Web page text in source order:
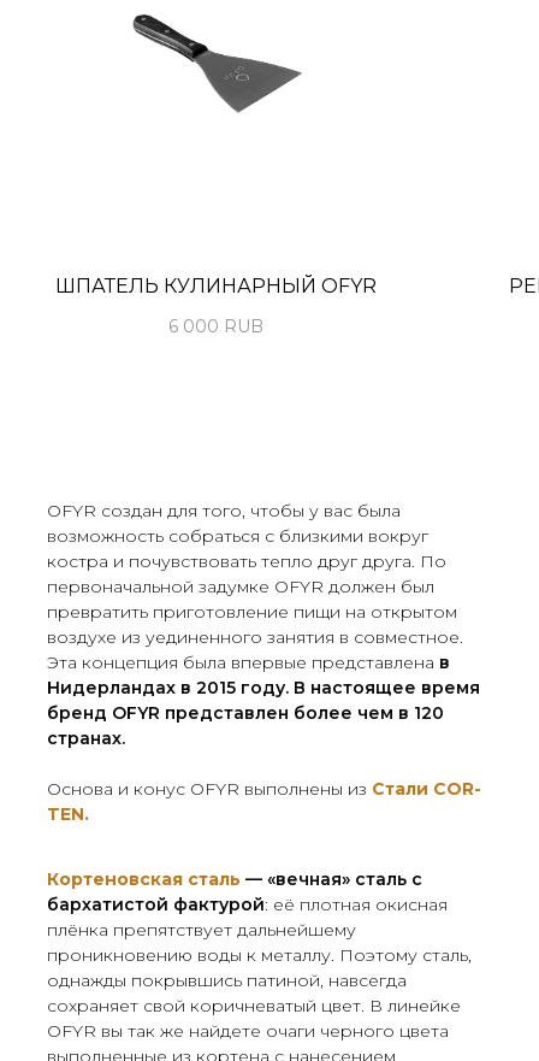
ШПАТЕЛЬ КУЛИНАРНЫЙ OFYR
6 000 RUB
Кортеновcкая сталь — «вечная» сталь с
бархатистой фактурой: её плотная окисная
плёнка препятствует дальнейшему
проникновению воды к металлу. Поэтому сталь,
однажды покрывшись патиной, навсегда
сохраняет свой коричневатый цвет. В линейке
OFYR вы так же найдете очаги черного цвета
выполненные из кортена с нанесением
OFYR создан для того, чтобы у вас была
возможность собраться с близкими вокруг
костра и почувствовать тепло друг друга. По
первоначальной задумке OFYR должен был
превратить приготовление пищи на открытом
воздухе из уединенного занятия в совместное.
Эта концепция была впервые представлена в
Нидерландах в 2015 году. В настоящее время
бренд OFYR представлен более чем в 120
странах.
Основа и конус OFYR выполнены из Стали COR-
TEN.